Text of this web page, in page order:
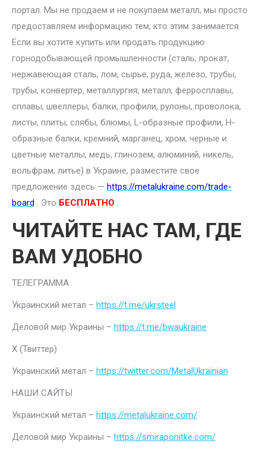
портал. Мы не продаем и не покупаем металл, мы просто
предоставляем информацию тем, кто этим занимается.
Если вы хотите купить или продать продукцию
горнодобывающей промышленности (сталь, прокат,
нержавеющая сталь, лом, сырье, руда, железо, трубы,
трубы, конвертер, металлургия, металл, ферросплавы,
сплавы, швеллеры, балки, профили, рулоны, проволока,
листы, плиты, слябы, блюмы, L-образные профили, H-
образные балки, кремний, марганец, хром, черные и
цветные металлы, медь, глинозем, алюминий, никель,
вольфрам, литье) в Украине, разместите свое
предложение здесь — https://metalukraine.com/trade-
board . Это БЕСПЛАТНО .
ЧИТАЙТЕ НАС ТАМ, ГДЕ
ВАМ УДОБНО
ТЕЛЕГРАММА
Украинский метал – https://t.me/ukrsteel
Деловой мир Украины – https://t.me/bwaukraine
Х (Твиттер)
Украинский метал – https://twitter.com/MetalUkrainian
НАШИ САЙТЫ
Украинский метал – https://metalukraine.com/
Деловой мир Украины – https://smiraponitke.com/